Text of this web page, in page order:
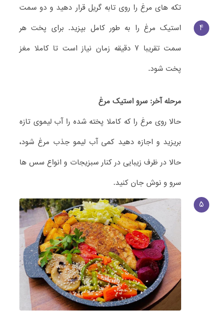
4
تکه های مرغ را روی تابه گریل قرار دهید و دو سمت
استیک مرغ را به طور کامل بپزید. برای پخت هر
سمت تقریبا 7 دقیقه زمان نیاز است تا کاملا مغز
پخت شود.
5
مرحله آخر: سرو استیک مرغ
حالا روی مرغ را که کاملا پخته شده را آب لیموی تازه
بریزید و اجازه دهید کمی آب لیمو جذب مرغ شود،
حالا در ظرف زیبایی در کنار سبزیجات و انواع سس ها
سرو و نوش جان کنید.